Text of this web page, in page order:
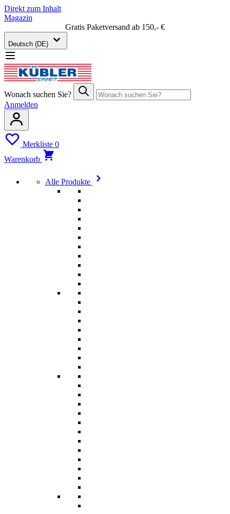
Direkt zum Inhalt
Magazin
Gratis Paketversand ab 150,- €
Deutsch (DE)
Wonach suchen Sie?
Anmelden
Merkliste 0
Warenkorb
Alle Produkte